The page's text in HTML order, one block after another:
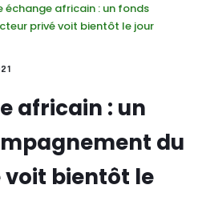
échange africain : un fonds
privé voit bientôt le jour
africain : un
du
bientôt le